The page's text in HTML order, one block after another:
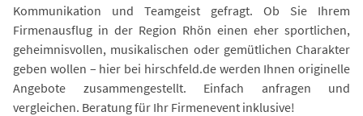
Kommunikation und Teamgeist gefragt. Ob Sie Ihrem
Firmenausflug in der Region Rhön einen eher sportlichen,
geheimnisvollen, musikalischen oder gemütlichen Charakter
geben wollen – hier bei hirschfeld.de werden Ihnen originelle
Angebote zusammengestellt. Einfach anfragen und
vergleichen. Beratung für Ihr Firmenevent inklusive!